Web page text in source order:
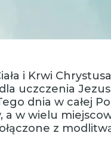
i Krwi Chrystusa
uczczenia
dnia w całej
a w wielu
z